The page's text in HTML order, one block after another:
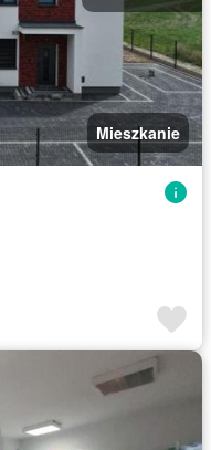
Mieszkanie